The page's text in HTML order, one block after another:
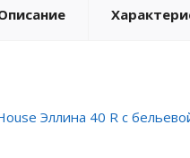
Эллина 40 R с